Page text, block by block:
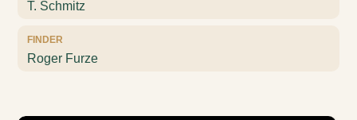
T. Schmitz
FINDER
Roger Furze